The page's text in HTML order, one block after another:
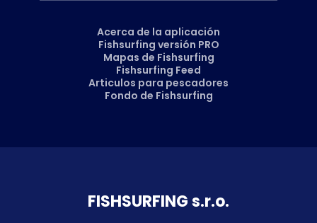
FISH­SURFING s.r.o.
Acerca de la aplicación
Fishsurfing versión PRO
Mapas de Fishsurfing
Fishsurfing Feed
Articulos para pescadores
Fondo de Fishsurfing